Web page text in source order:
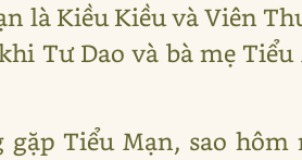
là Kiều Kiều và Viên
Tư Dao và bà mẹ
Tiểu Mạn, sao